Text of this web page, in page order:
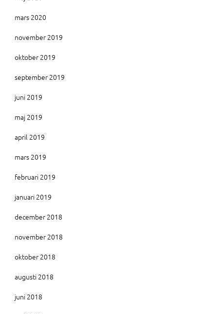
mars 2020
november 2019
oktober 2019
september 2019
juni 2019
maj 2019
april 2019
mars 2019
februari 2019
januari 2019
december 2018
november 2018
oktober 2018
augusti 2018
juni 2018